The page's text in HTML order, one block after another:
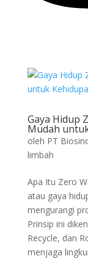
Gaya Hidup
Mudah
oleh PT
limbah
Apa Itu Zero
atau gaya
mengurangi
Prinsip ini
Recycle, dan
menjaga